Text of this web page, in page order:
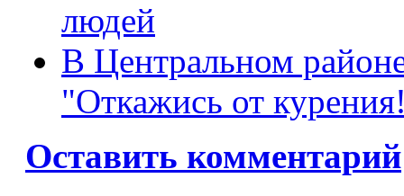
людей
В Центральном
"Откажись от
Оставить комментарий